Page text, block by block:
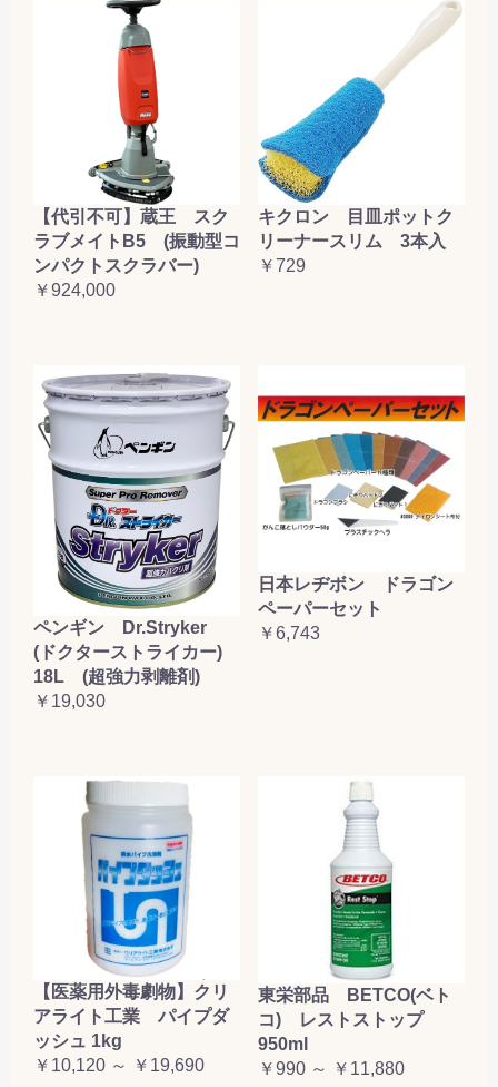
【代引不可】蔵王 スク
ラブメイトB5 (振動型コ
ンパクトスクラバー)
￥924,000
キクロン 目皿ポットク
リーナースリム 3本入
￥729
ペンギン Dr.Stryker
(ドクターストライカー)
18L (超強力剥離剤)
￥19,030
日本レヂボン ドラゴン
ペーパーセット
￥6,743
【医薬用外毒劇物】クリ
アライト工業 パイプダ
ッシュ 1kg
￥10,120 ～ ￥19,690
東栄部品 BETCO(ベト
コ) レストストップ
950ml
￥990 ～ ￥11,880